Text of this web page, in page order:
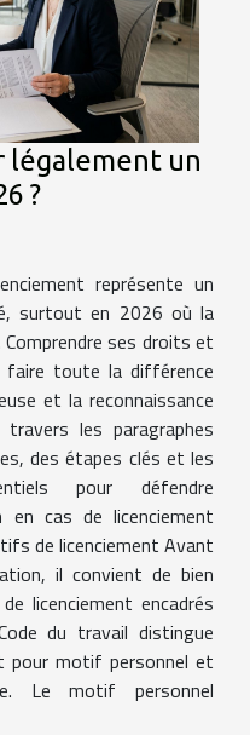
légalement un
?
représente un
surtout en 2026 où la
ses droits et
faire toute la différence
et la reconnaissance
les paragraphes
des étapes clés et les
pour défendre
cas de licenciement
de licenciement Avant
il convient de bien
licenciement encadrés
du travail distingue
pour motif personnel et
Le motif personnel